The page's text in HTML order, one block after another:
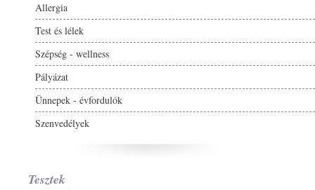
Allergia
Test és lélek
Szépség - wellness
Pályázat
Ünnepek - évfordulók
Szenvedélyek
Tesztek